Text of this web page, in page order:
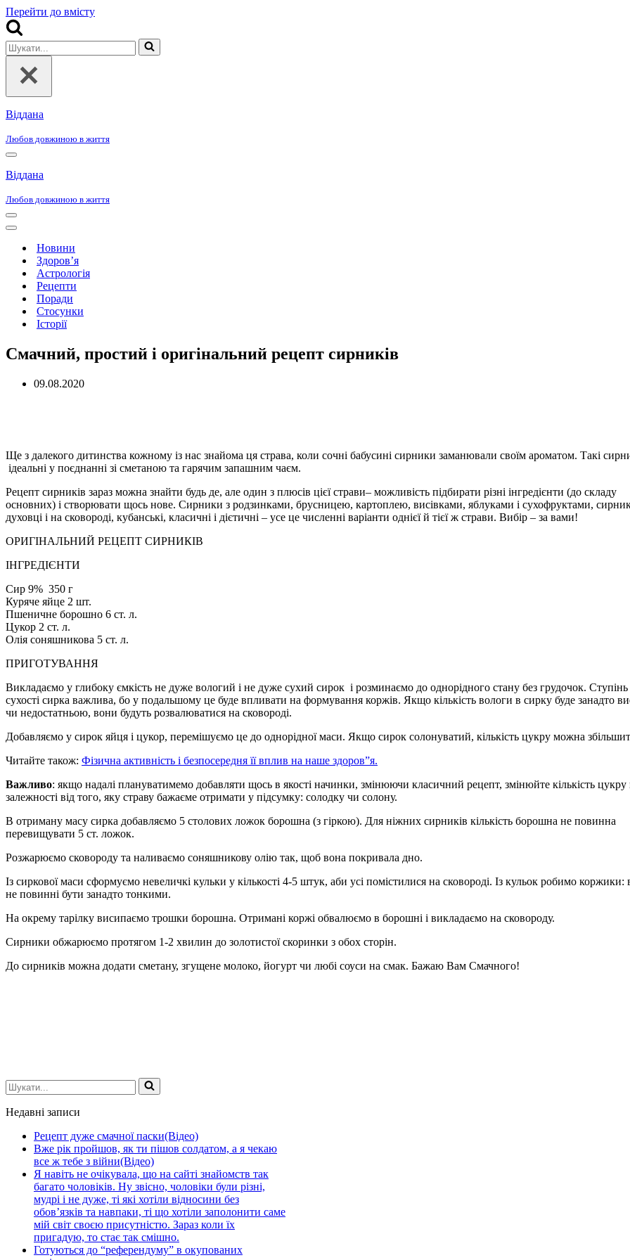
Перейти до вмісту
Шукати...
Віддана
Любов довжиною в життя
Меню
навігації
Віддана
Любов довжиною в життя
Меню
навігації
Меню
навігаціїНовини
Здоров’я
Астрологія
Рецепти
Поради
Стосунки
Історії
Смачний, простий і оригінальний рецепт сирників
09.08.2020
Ще з далекого дитинства кожному із нас знайома ця страва, коли сочні бабусині сирники заманювали своїм ароматом. Такі
ідеальні у поєднанні зі сметаною та гарячим запашним чаєм.
Рецепт сирників зараз можна знайти будь де, але один з плюсів цієї страви– можливість підбирати різні інгредієнти (до складу
основних) і створювати щось нове. Сирники з родзинками, брусницею, картоплею, висівками, яблуками і сухофруктами,
духовці і на сковороді, кубанські, класичні і дієтичні – усе це численні варіанти однієї й тієї ж страви. Вибір – за вами!
ОРИГІНАЛЬНИЙ РЕЦЕПТ СИРНИКІВ
ІНГРЕДІЄНТИ
Сир 9% 350 г
Куряче яйце 2 шт.
Пшеничне борошно 6 ст. л.
Цукор 2 ст. л.
Олія соняшникова 5 ст. л.
ПРИГОТУВАННЯ
Викладаємо у глибоку ємкість не дуже вологий і не дуже сухий сирок і розминаємо до однорідного стану без грудочок. Ступінь
сухості сирка важлива, бо у подальшому це буде впливати на формування коржів. Якщо кількість вологи в сирку буде занадто
чи недостатньою, вони будуть розвалюватися на сковороді.
Добавляємо у сирок яйця і цукор, перемішуємо це до однорідної маси. Якщо сирок солонуватий, кількість цукру можна
Читайте також: Фізична активність і безпосередня її вплив на наше здоров”я.
Важливо: якщо надалі плануватимемо добавляти щось в якості начинки, змінюючи класичний рецепт, змінюйте кількість цукру
залежності від того, яку страву бажаєме отримати у підсумку: солодку чи солону.
В отриману масу сирка добавляємо 5 столових ложок борошна (з гіркою). Для ніжних сирників кількість борошна не повинна
перевищувати 5 ст. ложок.
Розжарюємо сковороду та наливаємо соняшникову олію так, щоб вона покривала дно.
Із сиркової маси сформуємо невеличкі кульки у кількості 4-5 штук, аби усі помістилися на сковороді. Із кульок робимо коржики:
не повинні бути занадто тонкими.
На окрему тарілку висипаємо трошки борошна. Отримані коржі обвалюємо в борошні і викладаємо на сковороду.
Сирники обжарюємо протягом 1-2 хвилин до золотистої скоринки з обох сторін.
До сирників можна додати сметану, згущене молоко, йогурт чи любі соуси на смак. Бажаю Вам Смачного!
Шукати...
Недавні записи
Рецепт дуже смачної паски(Відео)
Вже рік пройшов, як ти пішов солдатом, а я чекаю
все ж тебе з війни(Відео)
Я навіть не очікувала, що на сайті знайомств так
багато чоловіків. Ну звісно, чоловіки були різні,
мудрі і не дуже, ті які хотіли відносини без
обов’язків та навпаки, ті що хотіли заполонити саме
мій світ своєю присутністю. Зараз коли їх
пригадую, то стає так смішно.
Готуються до “референдуму” в окупованих